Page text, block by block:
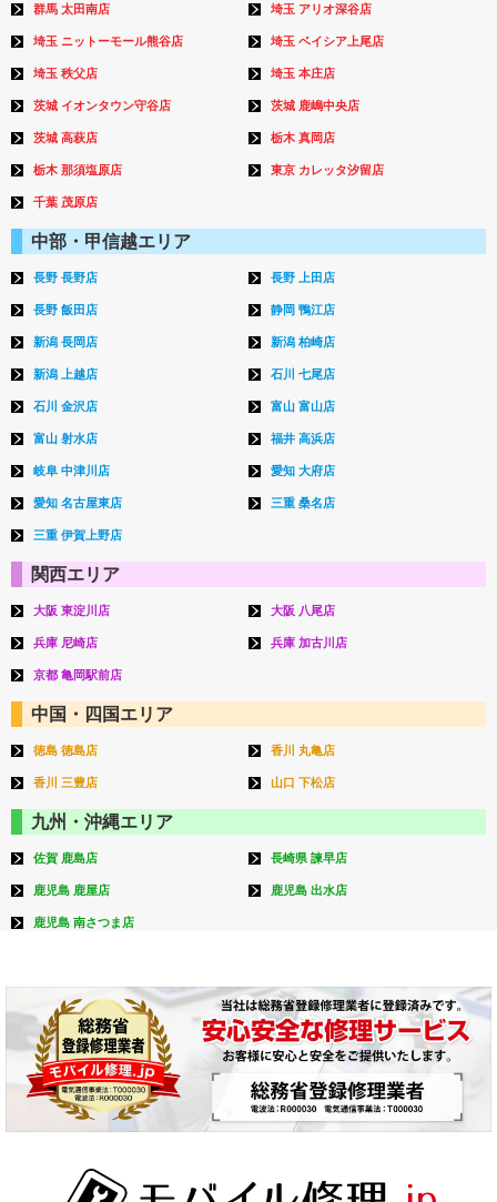
群馬 太田南店 埼玉 アリオ深谷店
埼玉 ニットーモール熊谷店 埼玉 ベイシア上尾店
埼玉 秩父店 埼玉 本庄店
茨城 イオンタウン守谷店 茨城 鹿嶋中央店
茨城 高萩店 栃木 真岡店
栃木 那須塩原店 東京 カレッタ汐留店
千葉 茂原店
中部・甲信越エリア
長野 長野店 長野 上田店
長野 飯田店 静岡 鴨江店
新潟 長岡店 新潟 柏崎店
新潟 上越店 石川 七尾店
石川 金沢店 富山 富山店
富山 射水店 福井 高浜店
岐阜 中津川店 愛知 大府店
愛知 名古屋東店 三重 桑名店
三重 伊賀上野店
関西エリア
大阪 東淀川店 大阪 八尾店
兵庫 尼崎店 兵庫 加古川店
京都 亀岡駅前店
中国・四国エリア
徳島 徳島店 香川 丸亀店
香川 三豊店 山口 下松店
九州・沖縄エリア
佐賀 鹿島店 長崎県 諫早店
鹿児島 鹿屋店 鹿児島 出水店
鹿児島 南さつま店